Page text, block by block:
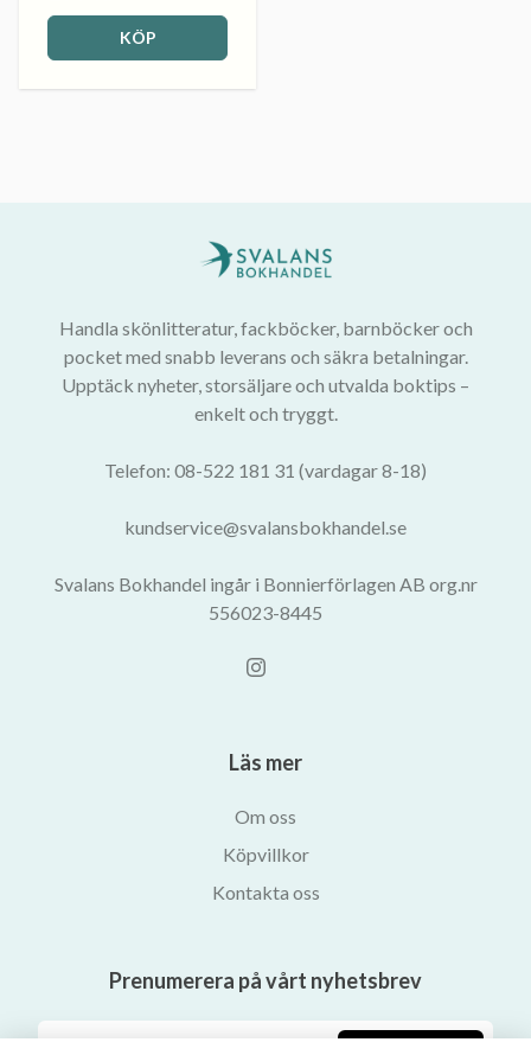
KÖP
Handla skönlitteratur, fackböcker, barnböcker och
pocket med snabb leverans och säkra betalningar.
Upptäck nyheter, storsäljare och utvalda boktips –
enkelt och tryggt.
Telefon: 08-522 181 31 (vardagar 8-18)
kundservice@svalansbokhandel.se
Svalans Bokhandel ingår i Bonnierförlagen AB org.nr
556023-8445
Läs mer
Om oss
Köpvillkor
Kontakta oss
Prenumerera på vårt nyhetsbrev